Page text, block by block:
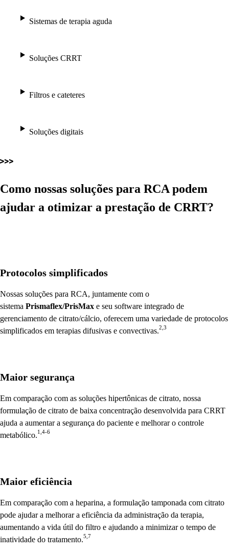
Sistemas de terapia aguda
Soluções CRRT
Filtros e cateteres
Soluções digitais
Como nossas soluções para RCA podem
ajudar a otimizar a prestação de CRRT?
Protocolos simplificados
Nossas soluções para RCA, juntamente com o
sistema Prismaflex/PrisMax e seu software integrado de
gerenciamento de citrato/cálcio, oferecem uma variedade de protocolos
simplificados em terapias difusivas e convectivas.2,3
Maior segurança
Em comparação com as soluções hipertônicas de citrato, nossa
formulação de citrato de baixa concentração desenvolvida para CRRT
ajuda a aumentar a segurança do paciente e melhorar o controle
metabólico.1,4-6
Maior eficiência
Em comparação com a heparina, a formulação tamponada com citrato
pode ajudar a melhorar a eficiência da administração da terapia,
aumentando a vida útil do filtro e ajudando a minimizar o tempo de
inatividade do tratamento.5,7